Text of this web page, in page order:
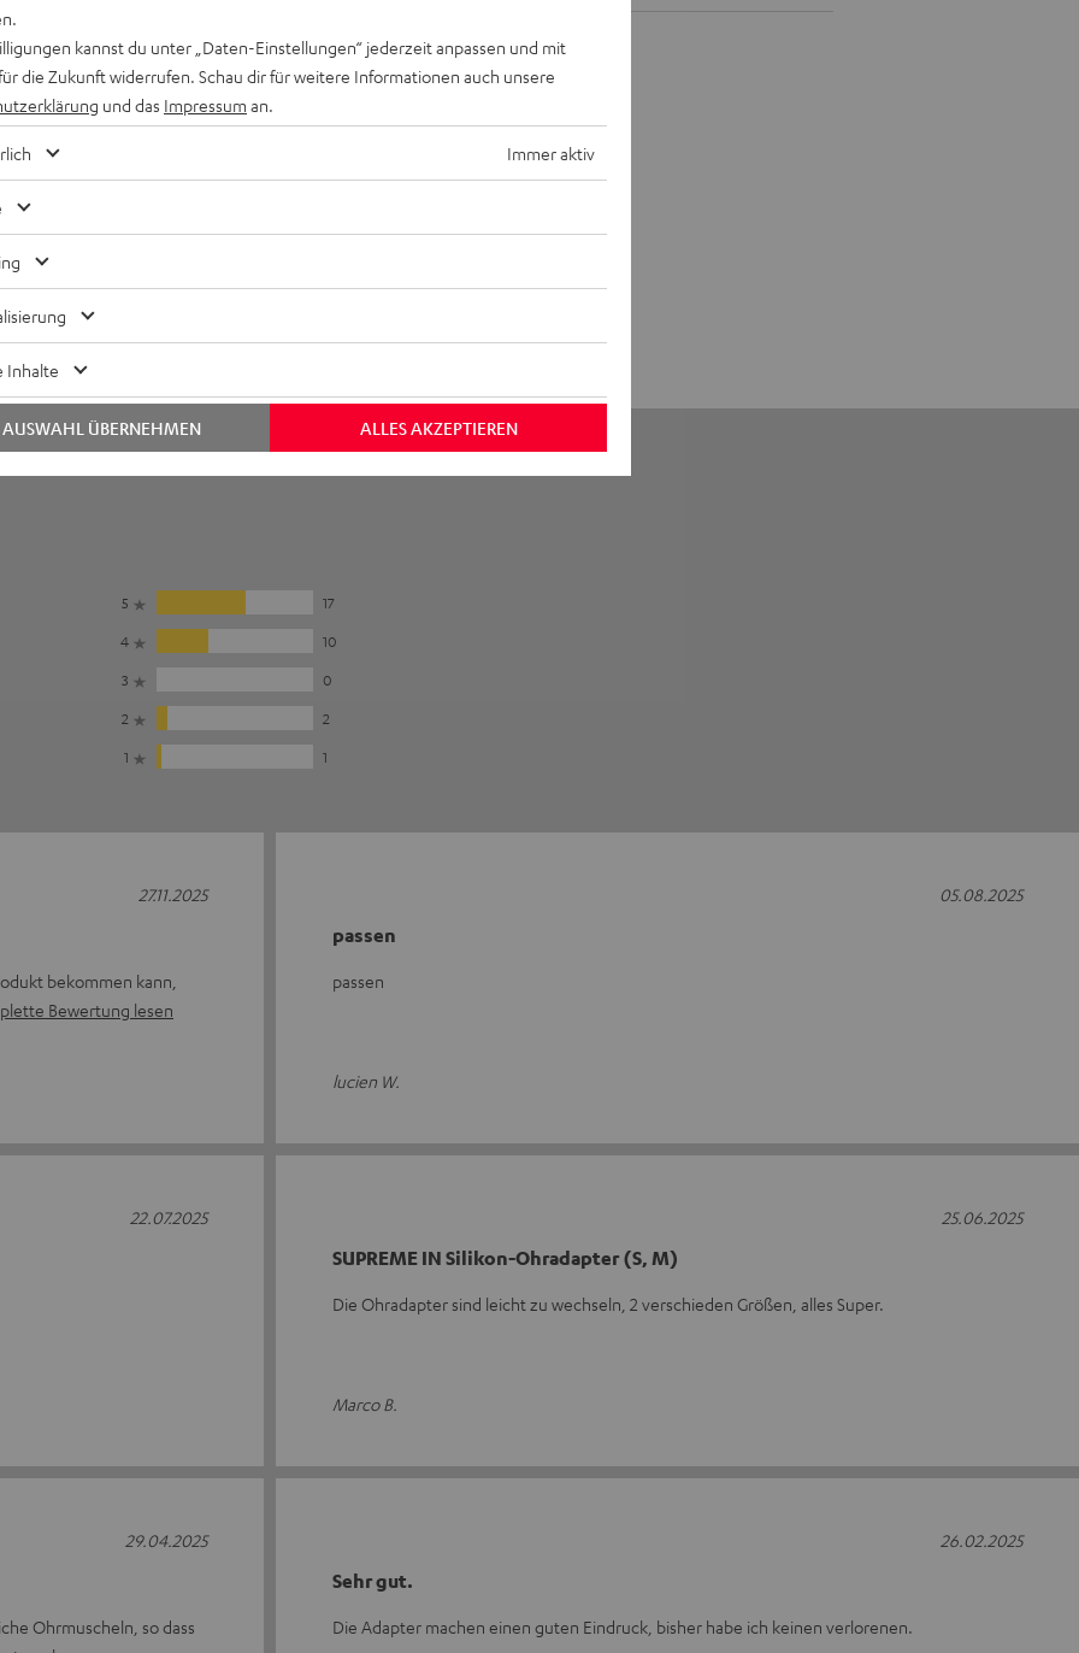
5
17
4
10
3
0
2
2
1
1
bekommen kann,
Bewertung lesen
27.11.2025
passen
passen
lucien W.
05.08.2025
22.07.2025
SUPREME IN Silikon-Ohradapter (S, M)
Die Ohradapter sind leicht zu wechseln, 2 verschieden Größen, alles Super.
Marco B.
25.06.2025
Ohrmuscheln, so dass
29.04.2025
Sehr gut.
Die Adapter machen einen guten Eindruck, bisher habe ich keinen verlorenen.
26.02.2025
kannst du unter „Daten-Einstellungen“ jederzeit anpassen und mit
die Zukunft widerrufen. Schau dir für weitere Informationen auch unsere
und das Impressum an.
Immer aktiv
Inhalte
ALLES AKZEPTIEREN
AUSWAHL ÜBERNEHMEN